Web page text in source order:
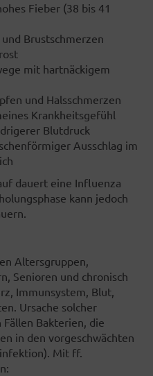
Fieber (38 bis 41
Brustschmerzen
mit hartnäckigem
und Halsschmerzen
Krankheitsgefühl
Blutdruck
Ausschlag im
dauert eine Influenza
kann jedoch
Altersgruppen,
Senioren und chronisch
Immunsystem, Blut,
Ursache solcher
Bakterien, die
in den vorgeschwächten
Mit ff.